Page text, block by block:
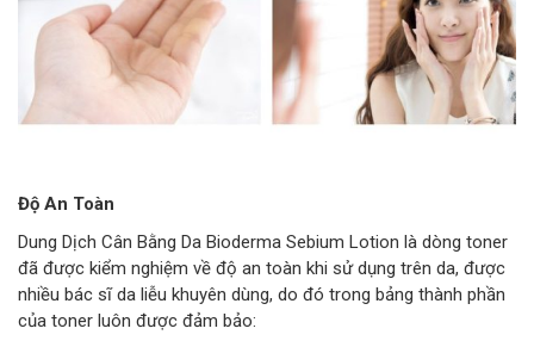
Độ An Toàn
Dung Dịch Cân Bằng Da Bioderma Sebium Lotion là dòng toner
đã được kiểm nghiệm về độ an toàn khi sử dụng trên da, được
nhiều bác sĩ da liễu khuyên dùng, do đó trong bảng thành phần
của toner luôn được đảm bảo: